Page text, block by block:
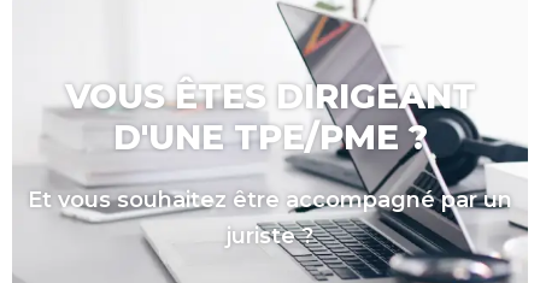
VOUS ÊTES DIRIGEANT
D'UNE TPE/PME ?
Et vous souhaitez être accompagné par un
juriste ?